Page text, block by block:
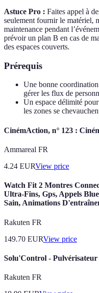
Astuce Pro : Faites appel à
seulement fournir le matériel,
maintenance pendant
prévoir un plan B en cas de
des espaces couverts.
Prérequis
Une bonne
gérer les flux de
Un espace délimité
les zones se
CinémAction, n° 123 :
Ammareal FR
4.24 EURView price
Watch Fit 2 Montres
Ultra-Fins, Gps, Appels
Sain, Animations
Rakuten FR
149.70 EURView price
Solu'Control -
Rakuten FR